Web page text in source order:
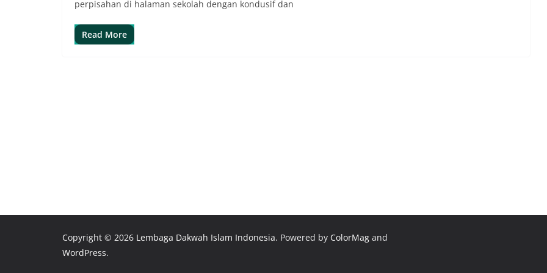
perpisahan di halaman sekolah dengan kondusif dan
Read More
Copyright © 2026 Lembaga Dakwah Islam Indonesia. Powered by ColorMag and
WordPress.